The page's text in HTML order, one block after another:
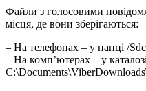
Файли з голосовими
місця, де вони зберігаються:
– На телефонах – у папці /
– На комп’ютерах – у каталозі